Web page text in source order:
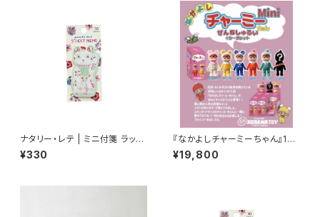
ナタリー・レテ | ミニ付箋 ラッキ
ーキャット | Mini Sticky mem
o Lucky cat
¥330
『なかよしチャーミーちゃん』15c
mのMiniブラインドBOX ６個
入りセット
¥19,800